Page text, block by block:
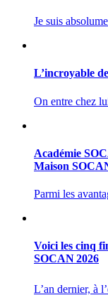
Je suis
L’incroyable
On entre chez
Académie
Maison
Parmi les
Voici les cinq
SOCAN 2026
L’an dernier, à